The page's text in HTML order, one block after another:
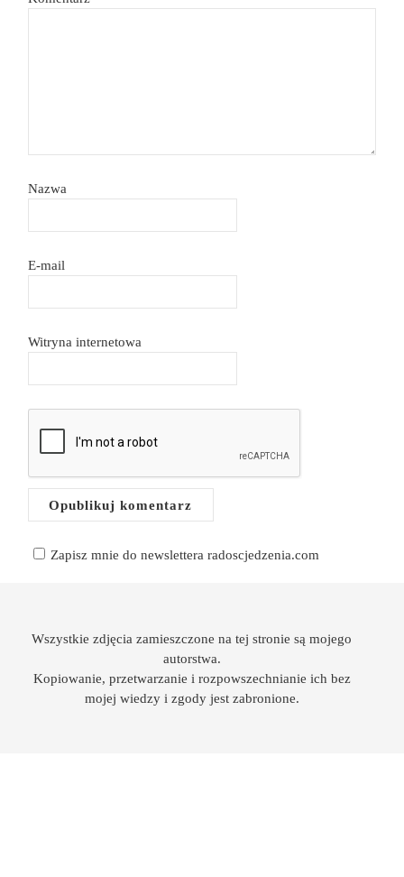
Nazwa
E-mail
Witryna internetowa
Zapisz mnie do newslettera radoscjedzenia.com
Wszystkie zdjęcia zamieszczone na tej stronie są mojego
autorstwa.
Kopiowanie, przetwarzanie i rozpowszechnianie ich bez
mojej wiedzy i zgody jest zabronione.